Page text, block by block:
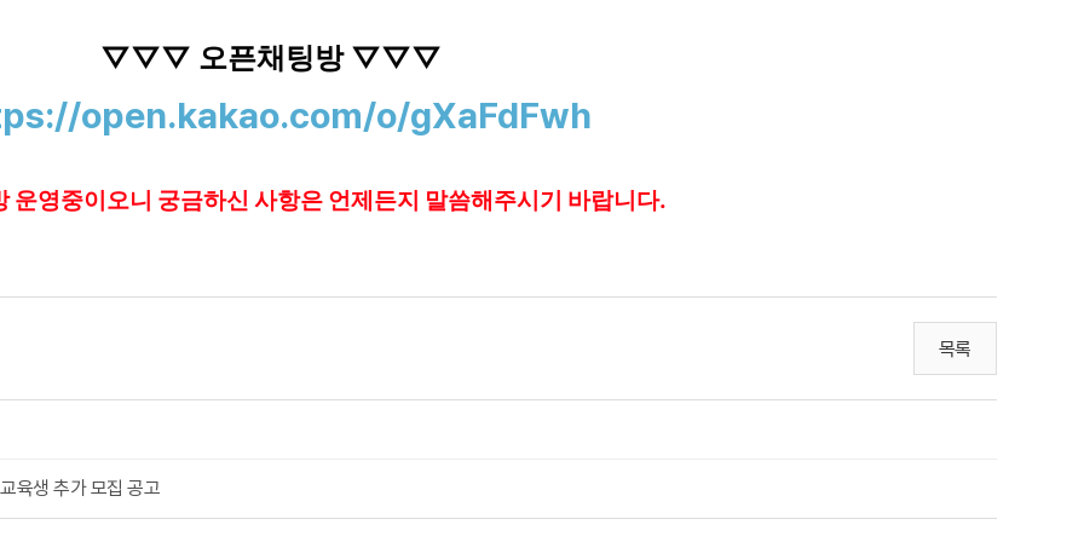
▽▽▽ 오픈채팅방 ▽▽▽
open.kakao.com/o/gXaFdFwh
운영중이오니 궁금하신 사항은 언제든지 말씀해주시기 바랍니다.
목록
육생 추가 모집 공고